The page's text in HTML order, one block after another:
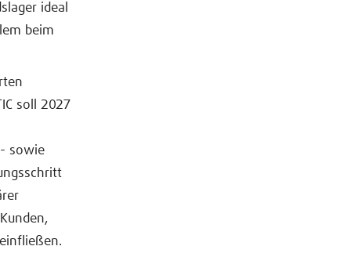
ideal
beim
soll 2027
sowie